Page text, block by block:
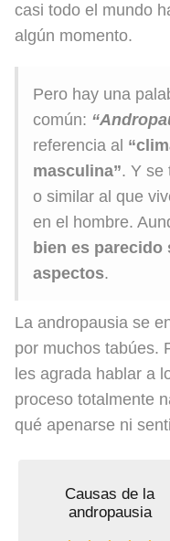
casi todo el mundo
algún momento.
Pero hay una
común:
referencia al
masculina”. Y se
o similar al que
en el hombre.
bien es
aspectos.
La andropausia se
por muchos tabúes.
les agrada hablar a
proceso totalmente
qué apenarse ni
Causas de la
andropausia